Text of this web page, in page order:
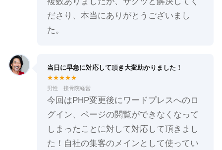
ださり、本当にありがとうございまし
た。
当日に早急に対応して頂き大変助かりました！
★★★★★
男性 接骨院経営
今回はPHP変更後にワードプレスへのロ
グイン、ページの閲覧ができなくなって
しまったことに対して対応して頂きまし
た！自社の集客のメインとして使ってい